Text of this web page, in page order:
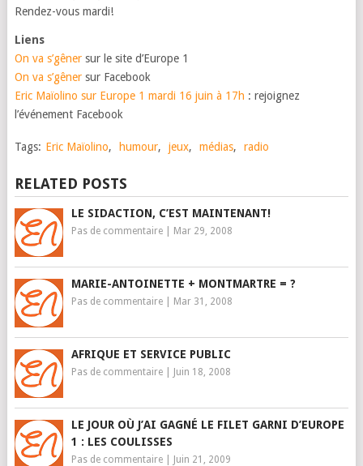
Rendez-vous mardi!
Liens
On va s’gênersur le site d’Europe 1
On va s’gênersur Facebook
Eric Maïolino sur Europe 1 mardi 16 juin à 17h : rejoignez
l’événement Facebook
Tags: Eric Maïolino, humour, jeux, médias, radio
RELATED POSTS
LE SIDACTION, C’EST MAINTENANT!
Pas de commentaire| Mar 29, 2008
MARIE-ANTOINETTE + MONTMARTRE = ?
Pas de commentaire| Mar 31, 2008
AFRIQUE ET SERVICE PUBLIC
Pas de commentaire| Juin 18, 2008
LE JOUR OÙ J’AI GAGNÉ LE FILET GARNI D’EUROPE
1 : LES COULISSES
Pas de commentaire| Juin 21, 2009